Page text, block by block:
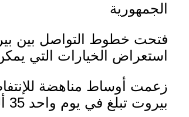
الجمهورية
فتحت خطوط التواصل بين
استعراض الخيارات التي
زعمت أوساط مناهضة
بيروت تبلغ في يوم واحد 35 ألف سندويش.